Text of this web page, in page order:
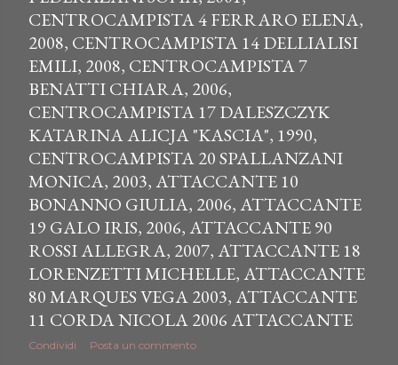
CENTROCAMPISTA 4 FERRARO ELENA,
2008, CENTROCAMPISTA 14 DELLIALISI
EMILI, 2008, CENTROCAMPISTA 7
BENATTI CHIARA, 2006,
CENTROCAMPISTA 17 DALESZCZYK
KATARINA ALICJA "KASCIA", 1990,
CENTROCAMPISTA 20 SPALLANZANI
MONICA, 2003, ATTACCANTE 10
BONANNO GIULIA, 2006, ATTACCANTE
19 GALO IRIS, 2006, ATTACCANTE 90
ROSSI ALLEGRA, 2007, ATTACCANTE 18
LORENZETTI MICHELLE, ATTACCANTE
80 MARQUES VEGA 2003, ATTACCANTE
11 CORDA NICOLA 2006 ATTACCANTE
Condividi Posta un commento